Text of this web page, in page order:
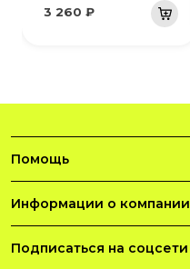
3 260 ₽
Помощь
Информации о компании
Подписаться на соцсети